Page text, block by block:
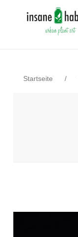
Startseite /